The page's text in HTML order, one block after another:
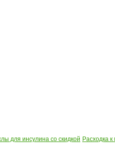
для инсулина со скидкой Расходка